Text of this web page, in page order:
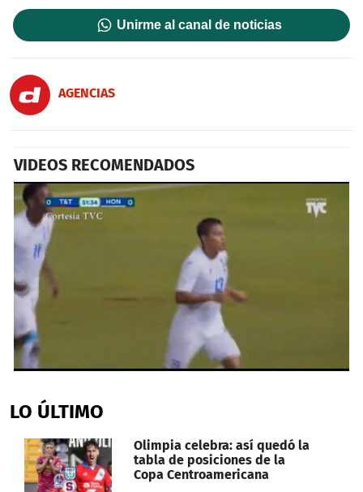
Unirme al canal de noticias
AGENCIAS
VIDEOS RECOMENDADOS
of
1
seconds
LO ÚLTIMO
Olimpia celebra: así quedó la
tabla de posiciones de la
Copa Centroamericana